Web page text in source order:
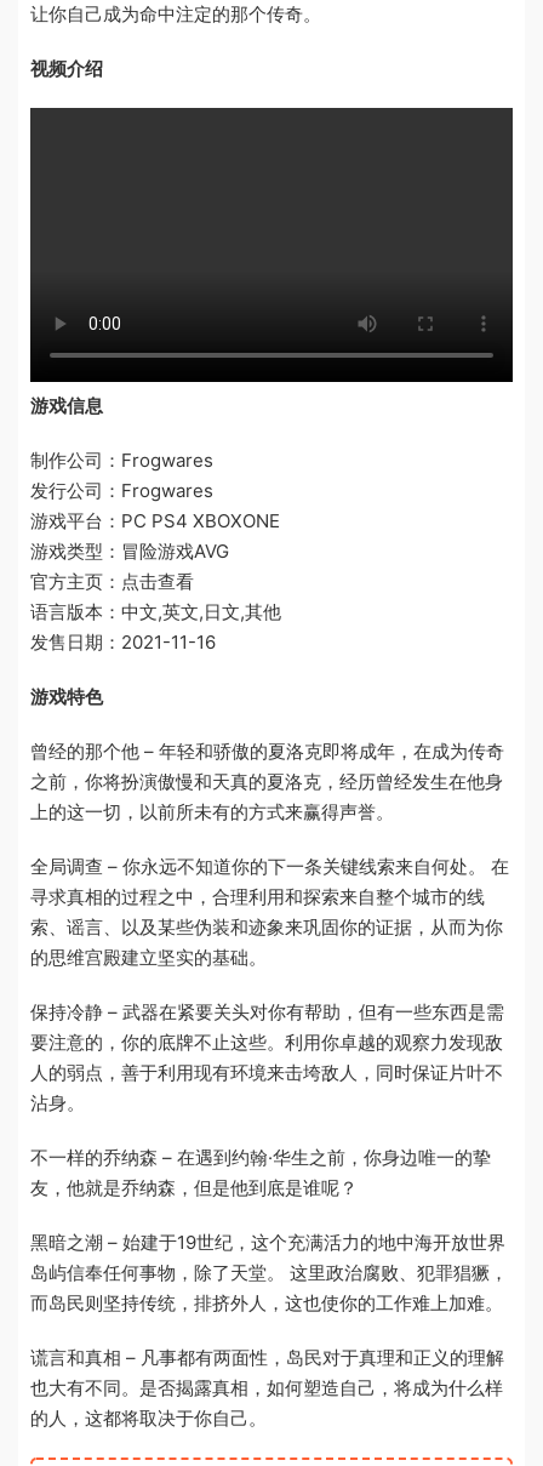
让你自己成为命中注定的那个传奇。
视频介绍
游戏信息
制作公司：Frogwares
发行公司：Frogwares
游戏平台：PC PS4 XBOXONE
游戏类型：冒险游戏AVG
官方主页：点击查看
语言版本：中文,英文,日文,其他
发售日期：2021-11-16
游戏特色
曾经的那个他 – 年轻和骄傲的夏洛克即将成年，在成为传奇
之前，你将扮演傲慢和天真的夏洛克，经历曾经发生在他身
上的这一切，以前所未有的方式来赢得声誉。
全局调查 – 你永远不知道你的下一条关键线索来自何处。 在
寻求真相的过程之中，合理利用和探索来自整个城市的线
索、谣言、以及某些伪装和迹象来巩固你的证据，从而为你
的思维宫殿建立坚实的基础。
保持冷静 – 武器在紧要关头对你有帮助，但有一些东西是需
要注意的，你的底牌不止这些。利用你卓越的观察力发现敌
人的弱点，善于利用现有环境来击垮敌人，同时保证片叶不
沾身。
不一样的乔纳森 – 在遇到约翰·华生之前，你身边唯一的挚
友，他就是乔纳森，但是他到底是谁呢？
黑暗之潮 – 始建于19世纪，这个充满活力的地中海开放世界
岛屿信奉任何事物，除了天堂。 这里政治腐败、犯罪猖獗，
而岛民则坚持传统，排挤外人，这也使你的工作难上加难。
谎言和真相 – 凡事都有两面性，岛民对于真理和正义的理解
也大有不同。是否揭露真相，如何塑造自己，将成为什么样
的人，这都将取决于你自己。